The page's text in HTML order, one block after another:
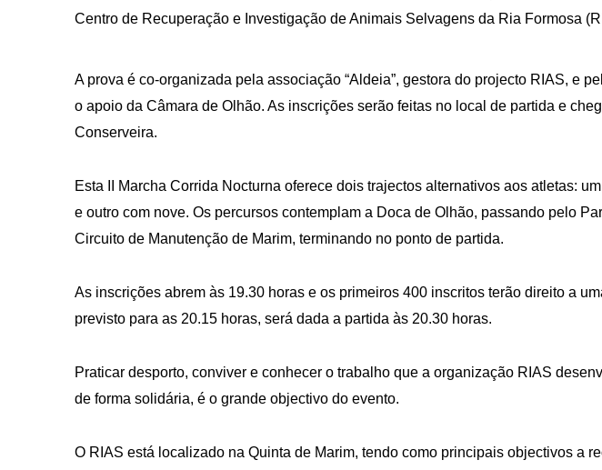
Centro de Recuperação e Investigação de Animais Selvagens da Ria Formosa
A prova é co-organizada pela associação “Aldeia”, gestora do projecto RIAS, e
o apoio da Câmara de Olhão. As inscrições serão feitas no local de partida e
Conserveira.
Esta II Marcha Corrida Nocturna oferece dois trajectos alternativos aos atletas:
e outro com nove. Os percursos contemplam a Doca de Olhão, passando pelo
Circuito de Manutenção de Marim, terminando no ponto de partida.
As inscrições abrem às 19.30 horas e os primeiros 400 inscritos terão direito a
previsto para as 20.15 horas, será dada a partida às 20.30 horas.
Praticar desporto, conviver e conhecer o trabalho que a organização RIAS
de forma solidária, é o grande objectivo do evento.
O RIAS está localizado na Quinta de Marim, tendo como principais objectivos a